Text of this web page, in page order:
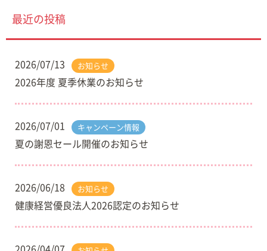
最近の投稿
2026/07/13 お知らせ
2026年度 夏季休業のお知らせ
2026/07/01 キャンペーン情報
夏の謝恩セール開催のお知らせ
2026/06/18 お知らせ
健康経営優良法人2026認定のお知らせ